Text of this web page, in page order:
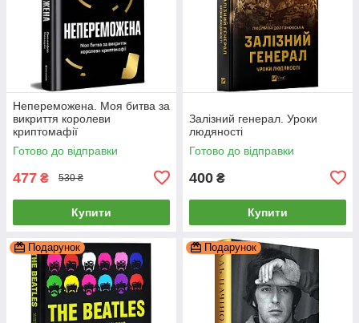
Непереможена. Моя битва за
викриття королеви
криптомафії
Готово до відправки
477 ₴ 530 ₴
Купити
Залізний генерал. Уроки
людяності
Готово до відправки
400 ₴
Купити
Подарунок Подарунок